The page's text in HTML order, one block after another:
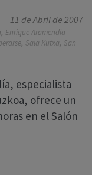
11 de Abril de 2007
, Enrique Aramendia
, Sala Kutxa, San
especialista
ofrece un
en el Salón